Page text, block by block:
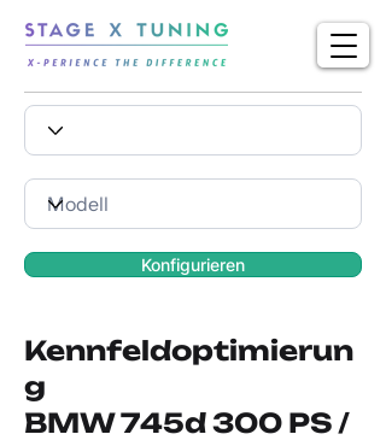
Konfigurieren
Kennfeldoptimierun
g
BMW 745d 300 PS /